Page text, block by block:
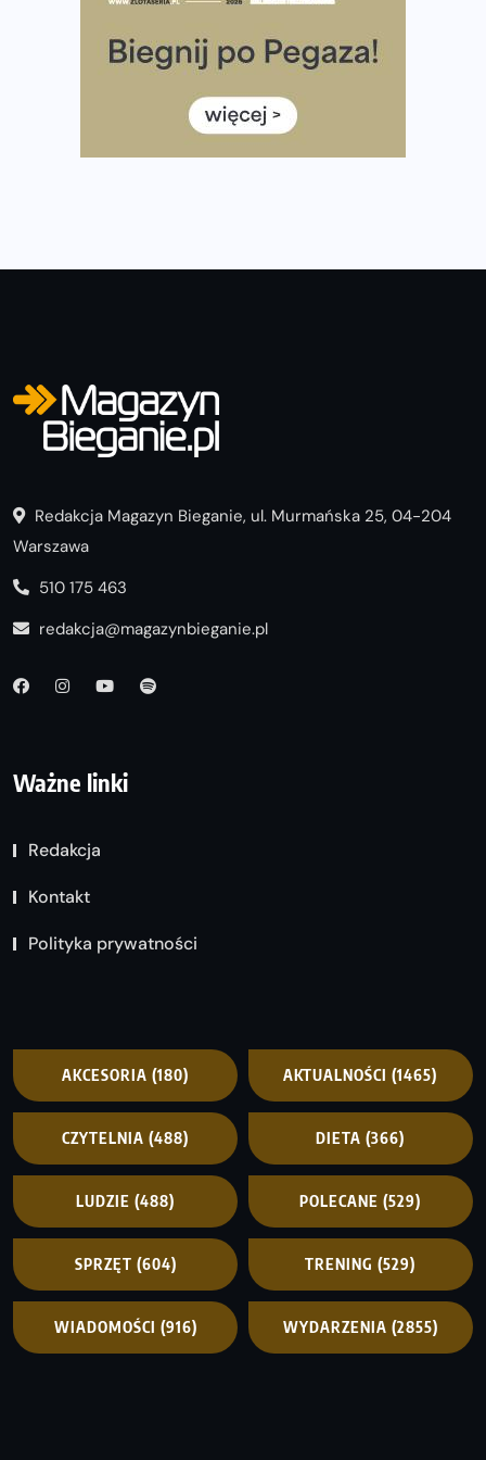
Rozbiegany Olsztyn szykuje się na weekend z
Już w tę sobotę 35. Bieg Powstania Warszawskiego.
Wystartuje rekordowa liczba uczestników
Redakcja Magazyn Bieganie, ul. Murmańska 25, 04-204
Warszawa
510 175 463
redakcja@magazynbieganie.pl
Ważne linki
Redakcja
Kontakt
Polityka prywatności
AKCESORIA (180) AKTUALNOŚCI (1465)
CZYTELNIA (488) DIETA (366)
LUDZIE (488) POLECANE (529)
SPRZĘT (604) TRENING (529)
WIADOMOŚCI (916) WYDARZENIA (2855)